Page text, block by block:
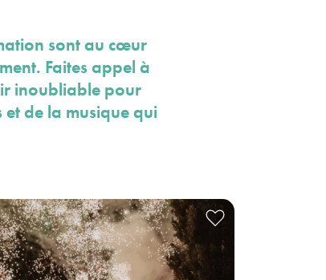
sont au cœur
Faites appel à
inoubliable pour
de la musique qui